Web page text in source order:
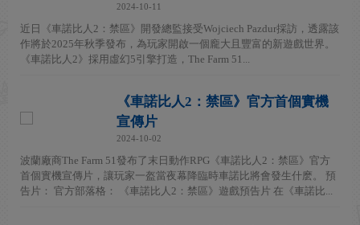
2024-10-11
近日《車諾比人2：禁區》開發總監接受Wojciech Pazdur採訪，透露該
作將於2025年秋季發布，為玩家開啟一個龐大且豐富的新遊戲世界。
《車諾比人2》採用虛幻5引擎打造，The Farm 51...
《車諾比人2：禁區》官方首個實機
宣傳片
2024-10-02
波蘭廠商The Farm 51發布了末日動作RPG《車諾比人2：禁區》官方
首個實機宣傳片，讓玩家一盔當夜幕降臨時車諾比將會發生什麽。 預
告片： 官方部落格： 《車諾比人2：禁區》遊戲預告片 在《車諾比...